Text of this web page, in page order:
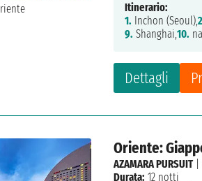
Dettagli
Itinerario:
1. Inchon (Seoul),
9. Shanghai,10.
Oriente:
AZAMARA PURSUIT|
Durata: 12 notti